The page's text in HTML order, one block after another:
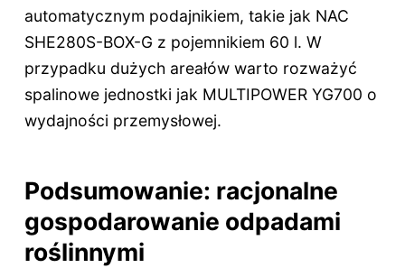
automatycznym podajnikiem, takie jak NAC
SHE280S-BOX-G z pojemnikiem 60 l. W
przypadku dużych areałów warto rozważyć
spalinowe jednostki jak MULTIPOWER YG700 o
wydajności przemysłowej.
Podsumowanie: racjonalne
gospodarowanie odpadami
roślinnymi